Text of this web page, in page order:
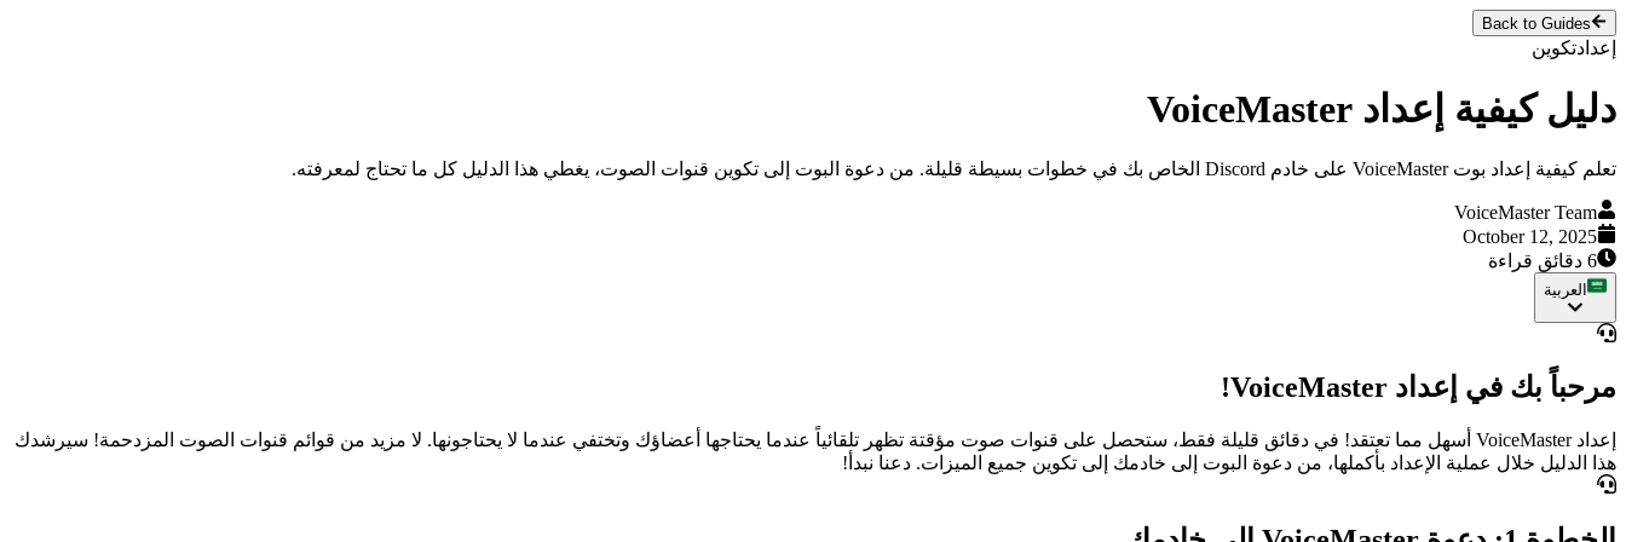
Back to Guides
إعدادتكوين
دليل كيفية إعداد VoiceMaster
تعلم كيفية إعداد بوت VoiceMaster على خادم Discord الخاص بك في خطوات بسيطة قليلة. من دعوة البوت إلى تكوين قنوات الصوت، يغطي هذا الدليل كل ما تحتاج لمعرفته.
VoiceMaster Team
October 12, 2025
6 دقائق قراءة
العربية
مرحباً بك في إعداد VoiceMaster!
إعداد VoiceMaster أسهل مما تعتقد! في دقائق قليلة فقط، ستحصل على قنوات صوت مؤقتة تظهر تلقائياً عندما يحتاجها أعضاؤك وتختفي عندما لا يحتاجونها. لا مزيد من قوائم قنوات الصوت المزدحمة! سيرشدك
هذا الدليل خلال عملية الإعداد بأكملها، من دعوة البوت إلى خادمك إلى تكوين جميع الميزات. دعنا نبدأ!